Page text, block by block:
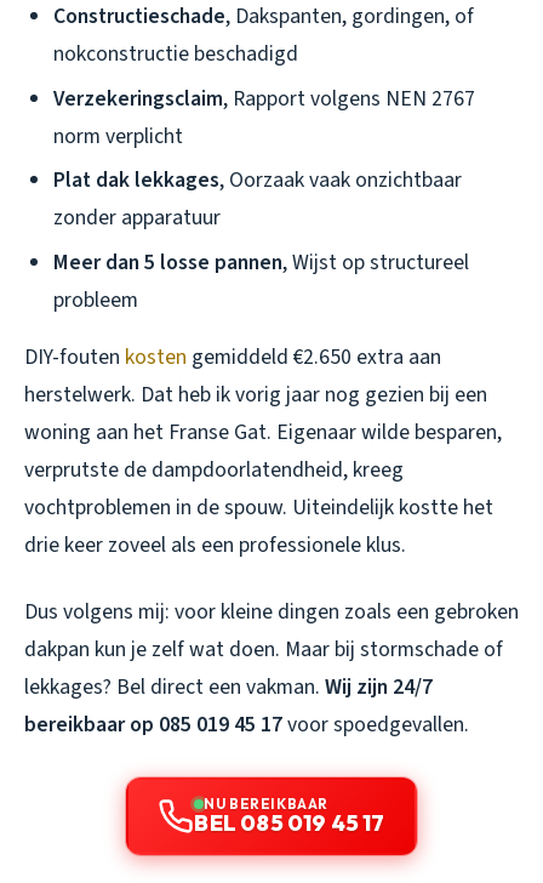
Constructieschade, Dakspanten, gordingen, of
nokconstructie beschadigd
Verzekeringsclaim, Rapport volgens NEN 2767
norm verplicht
Plat dak lekkages, Oorzaak vaak onzichtbaar
zonder apparatuur
Meer dan 5 losse pannen, Wijst op structureel
probleem
DIY-fouten kosten gemiddeld €2.650 extra aan
herstelwerk. Dat heb ik vorig jaar nog gezien bij een
woning aan het Franse Gat. Eigenaar wilde besparen,
verprutste de dampdoorlatendheid, kreeg
vochtproblemen in de spouw. Uiteindelijk kostte het
drie keer zoveel als een professionele klus.
Dus volgens mij: voor kleine dingen zoals een gebroken
dakpan kun je zelf wat doen. Maar bij stormschade of
lekkages? Bel direct een vakman. Wij zijn 24/7
bereikbaar op 085 019 45 17voor spoedgevallen.
NU BEREIKBAAR
BEL 085 019 45 17